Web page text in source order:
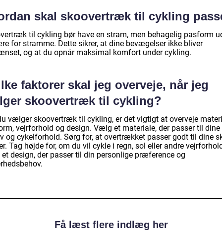
skal skoovertræk til cykling
til cykling bør have en stram, men behagelig pasform
for stramme. Dette sikrer, at dine bevægelser ikke bliver
og at du opnår maksimal komfort under cykling.
faktorer skal jeg overveje, når jeg
skoovertræk til cykling?
vælger skoovertræk til cykling, er det vigtigt at overveje
vejrforhold og design. Vælg et materiale, der passer til dine
og cykelforhold. Sørg for, at overtrækket passer godt til dine
Tag højde for, om du vil cykle i regn, sol eller andre
design, der passer til din personlige præference og
Få læst flere indlæg her